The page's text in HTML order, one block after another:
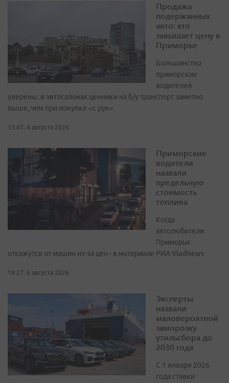
Продажа
подержанных
авто: кто
завышает цену в
Приморье
Большинство
приморских
водителей
уверены: в автосалонах ценники на б/у транспорт заметно
выше, чем при покупке «с рук»
13:47, 4 августа 2026
Приморские
водители
назвали
предельную
стоимость
топлива
Когда
автолюбители
Приморья
откажутся от машин из-за цен - в материале РИА VladNews
18:27, 6 августа 2026
Эксперты
назвали
маловероятной
заморозку
утильсбора до
2030 года
С 1 января 2026
года ставки